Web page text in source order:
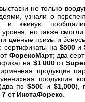
не только
узнали о
и вживую
но также смогли
ценные призы и
сертификаты на $500и
отФорексМарт; два
на $1,000от
продукция
продукция
по $500 и $1,000),
7 от ИнстаФорекс